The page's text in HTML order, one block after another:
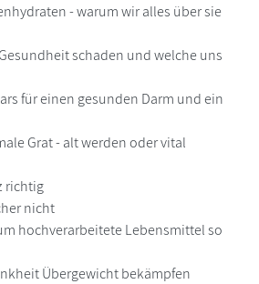
- warum wir alles über sie
schaden und welche uns
für einen gesunden Darm und ein
Grat - alt werden oder vital
richtig
nicht
hochverarbeitete Lebensmittel so
Übergewicht bekämpfen